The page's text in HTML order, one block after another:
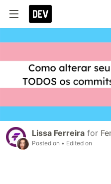
Lissa Ferreira for
Posted on • Edited on